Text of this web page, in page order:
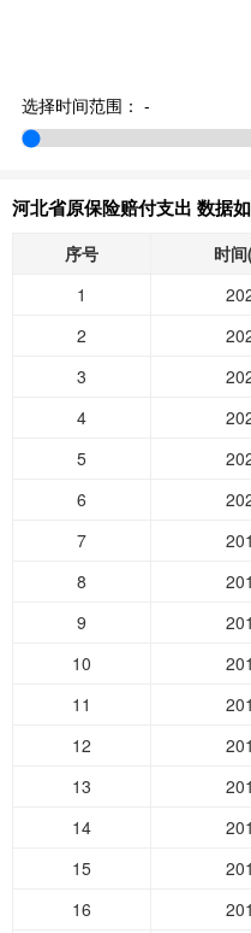
选择时间范围： -
河北省原保险赔付支出 数据如
序号 时
1
2
3
4
5
6
7
8
9
10
11
12
13
14
15
16